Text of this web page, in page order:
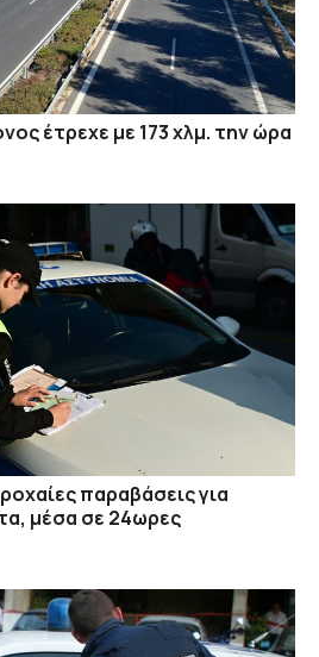
έτρεχε με 173 χλμ. την ώρα
παραβάσεις για
μέσα σε 24ωρες